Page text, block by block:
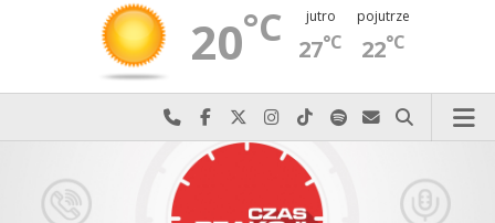
20°C jutro
27°C
pojutrze
22°C
Najlepiej po prostu do nas zadzwoń
Odwiedź nas na Facebook-u
Odwiedź nas na X
Odwiedź nas na Instagram-ie
Odwiedź nas na TikTok-u
Szukaj nas na Spotify
Wyślij do nas
Szukaj